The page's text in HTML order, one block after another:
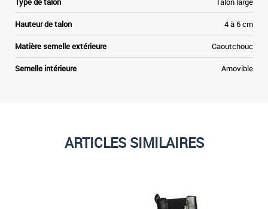
Hauteur de talon 4 à 6 cm
Matière semelle extérieure Caoutchouc
Semelle intérieure Amovible
ARTICLES SIMILAIRES